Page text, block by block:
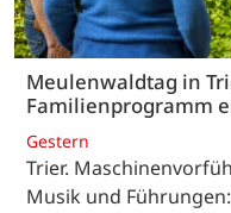
Meulenwaldtag in
Familienprogramm
Gestern
Trier.
Musik und